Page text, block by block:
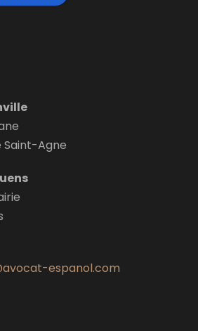
Saint-Agne
espanol.com